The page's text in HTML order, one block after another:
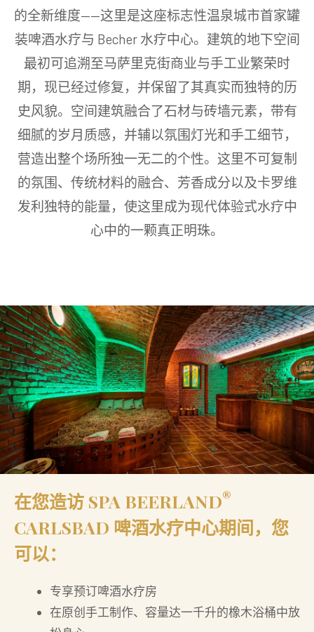
的全新维度——这里是这座标志性温泉城市首家罐
装啤酒水疗与 Becher 水疗中心。建筑的地下空间
最初可追溯至马萨里克街商业与手工业繁荣时
期，现已经过修复，并保留了其真实而独特的历
史风貌。空间建筑融合了石材与砖墙元素，带有
细腻的岁月质感，并辅以氛围灯光和手工细节，
营造出整个场所独一无二的个性。这里不可复制
的氛围、传统材料的融合、芳香成分以及卡罗维
发利独特的能量，使这里成为现代体验式水疗中
心中的一颗真正明珠。
在您造访 SPA BEERLAND®
CARLSBAD 啤酒水疗中心期间，您
可以：
专享预订啤酒水疗房
在原创手工制作、容量达一千升的橡木浴桶中放